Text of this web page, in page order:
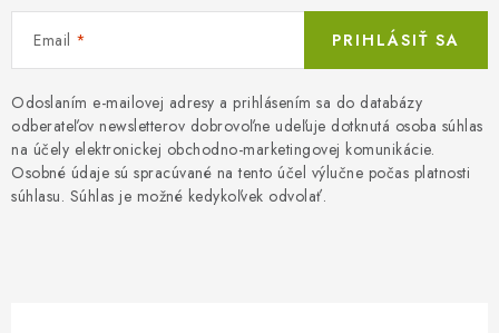
Email
Odoslaním e-mailovej adresy a prihlásením sa do databázy
odberateľov newsletterov dobrovoľne udeľuje dotknutá osoba súhlas
na účely elektronickej obchodno-marketingovej komunikácie.
Osobné údaje sú spracúvané na tento účel výlučne počas platnosti
súhlasu. Súhlas je možné kedykoľvek odvolať.
PRIHLÁSIŤ SA